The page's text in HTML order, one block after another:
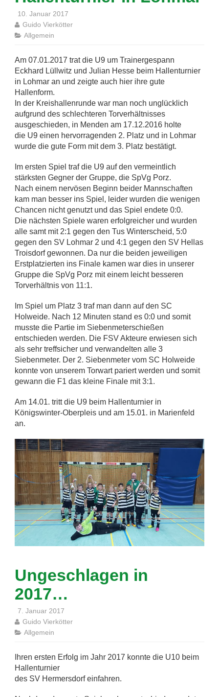
10. Januar 2017
Guido Vierkötter
Allgemein
Am 07.01.2017 trat die U9 um Trainergespann
Eckhard Lüllwitz und Julian Hesse beim Hallenturnier
in Lohmar an und zeigte auch hier ihre gute
Hallenform.
In der Kreishallenrunde war man noch unglücklich
aufgrund des schlechteren Torverhältnisses
ausgeschieden, in Menden am 17.12.2016 holte
die U9 einen hervorragenden 2. Platz und in Lohmar
wurde die gute Form mit dem 3. Platz bestätigt.
Im ersten Spiel traf die U9 auf den vermeintlich
stärksten Gegner der Gruppe, die SpVg Porz.
Nach einem nervösen Beginn beider Mannschaften
kam man besser ins Spiel, leider wurden die wenigen
Chancen nicht genutzt und das Spiel endete 0:0.
Die nächsten Spiele waren erfolgreicher und wurden
alle samt mit 2:1 gegen den Tus Winterscheid, 5:0
gegen den SV Lohmar 2 und 4:1 gegen den SV Hellas
Troisdorf gewonnen. Da nur die beiden jeweiligen
Erstplatzierten ins Finale kamen war dies in unserer
Gruppe die SpVg Porz mit einem leicht besseren
Torverhältnis von 11:1.
Im Spiel um Platz 3 traf man dann auf den SC
Holweide. Nach 12 Minuten stand es 0:0 und somit
musste die Partie im Siebenmeterschießen
entschieden werden. Die FSV Akteure erwiesen sich
als sehr treffsicher und verwandelten alle 3
Siebenmeter. Der 2. Siebenmeter vom SC Holweide
konnte von unserem Torwart pariert werden und somit
gewann die F1 das kleine Finale mit 3:1.
Am 14.01. tritt die U9 beim Hallenturnier in
Königswinter-Oberpleis und am 15.01. in Marienfeld
an.
Ungeschlagen in
2017…
7. Januar 2017
Guido Vierkötter
Allgemein
Ihren ersten Erfolg im Jahr 2017 konnte die U10 beim
Hallenturnier
des SV Hermersdorf einfahren.